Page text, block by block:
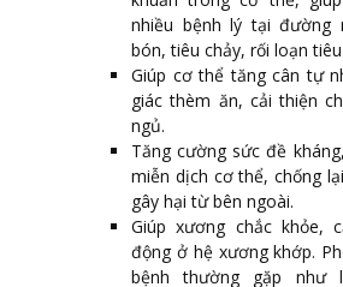
nhiều bệnh lý tại đường
bón, tiêu chảy, rối loạn
Giúp cơ thể tăng cân tự
giác thèm ăn, cải thiện
ngủ.
Tăng cường sức đề
miễn dịch cơ thể, chống
gây hại từ bên ngoài.
Giúp xương chắc khỏe,
động ở hệ xương khớp.
bệnh thường gặp như